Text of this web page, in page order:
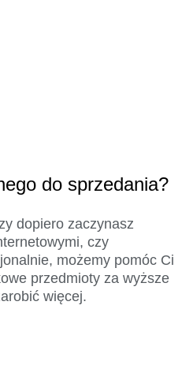
do sprzedania?
dopiero zaczynasz
czy
możemy pomóc Ci
przedmioty za wyższe
więcej.